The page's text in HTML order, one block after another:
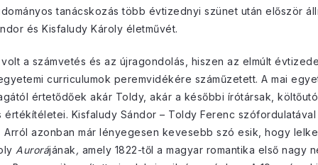
tanácskozás több évtizednyi szünet után először
és Kisfaludy Károly életművét.
a számvetés és az újragondolás, hiszen az elmúlt
curriculumok peremvidékére száműzetett. A mai
értetődőek akár Toldy, akár a későbbi írótársak,
értékítéletei. Kisfaludy Sándor – Toldy Ferenc
azonban már lényegesen kevesebb szó esik, hogy
Aurorájának , amely 1822-től a magyar romantika első nagy